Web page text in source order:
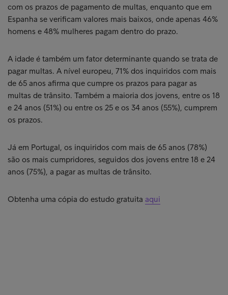
com os prazos de pagamento de multas, enquanto que em
Espanha se verificam valores mais baixos, onde apenas 46%
homens e 48% mulheres pagam dentro do prazo.
A idade é também um fator determinante quando se trata de
pagar multas. A nível europeu, 71% dos inquiridos com mais
de 65 anos afirma que cumpre os prazos para pagar as
multas de trânsito. Também a maioria dos jovens, entre os 18
e 24 anos (51%) ou entre os 25 e os 34 anos (55%), cumprem
os prazos.
Já em Portugal, os inquiridos com mais de 65 anos (78%)
são os mais cumpridores, seguidos dos jovens entre 18 e 24
anos (75%), a pagar as multas de trânsito.
Obtenha uma cópia do estudo gratuita aqui